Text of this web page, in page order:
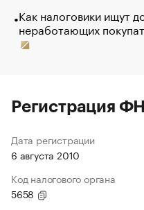
Как налоговики ищут
неработающих
Регистрация
Дата регистрации
6 августа 2010
Код налогового органа
5658